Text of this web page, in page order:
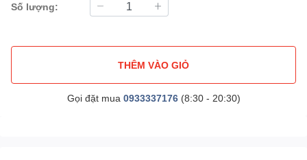
Số lượng:
THÊM VÀO GIỎ
Gọi đặt mua 0933337176(8:30 - 20:30)